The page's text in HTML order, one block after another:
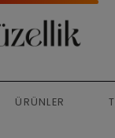
ÜRÜNLER